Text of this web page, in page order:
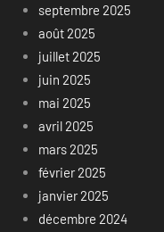
septembre 2025
août 2025
juillet 2025
juin 2025
mai 2025
avril 2025
mars 2025
février 2025
janvier 2025
décembre 2024